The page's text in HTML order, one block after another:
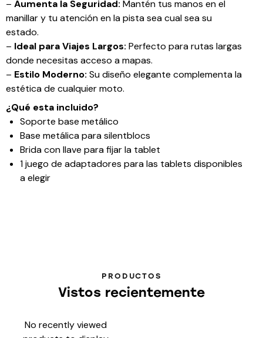
– Aumenta la Seguridad: Mantén tus manos en el
manillar y tu atención en la pista sea cual sea su
estado.
– Ideal para Viajes Largos: Perfecto para rutas largas
donde necesitas acceso a mapas.
– Estilo Moderno: Su diseño elegante complementa la
estética de cualquier moto.
¿Qué esta incluido?
Soporte base metálico
Base metálica para silentblocs
Brida con llave para fijar la tablet
1 juego de adaptadores para las tablets disponibles
a elegir
PRODUCTOS
Vistos recientemente
No recently viewed